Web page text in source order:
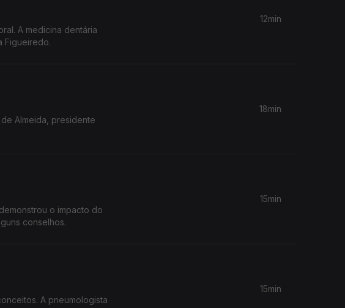
A medicina dentária
Figueiredo.
12min
Almeida, presidente
18min
o impacto do
conselhos.
15min
A pneumologista
15min